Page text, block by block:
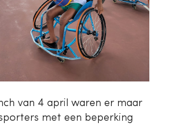
van 4 april waren er maar
met een beperking